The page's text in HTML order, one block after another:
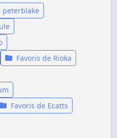
peterblake
Favoris de Rioka
Favoris de Ecatts